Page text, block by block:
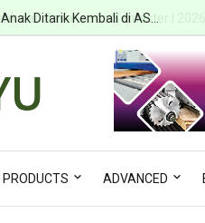
dari Pasar pada Semester I 2026...
PRODUCTS ADVANCED